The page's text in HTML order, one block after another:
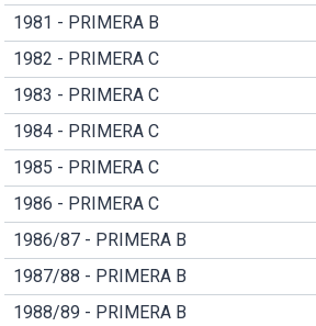
1981 - PRIMERA B
1982 - PRIMERA C
1983 - PRIMERA C
1984 - PRIMERA C
1985 - PRIMERA C
1986 - PRIMERA C
1986/87 - PRIMERA B
1987/88 - PRIMERA B
1988/89 - PRIMERA B